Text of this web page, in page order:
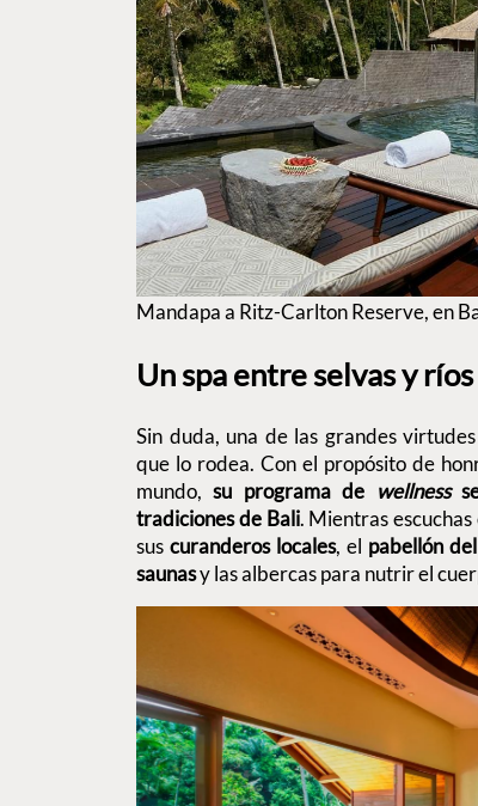
Mandapa a Ritz-Carlton Reserve, en
Un spa entre selvas y ríos
Sin duda, una de las grandes
que lo rodea. Con el propósito de
mundo,su programa de wellness
tradiciones de Bali. Mientras
suscuranderos locales, el pabellón
saunasy las albercas para nutrir el